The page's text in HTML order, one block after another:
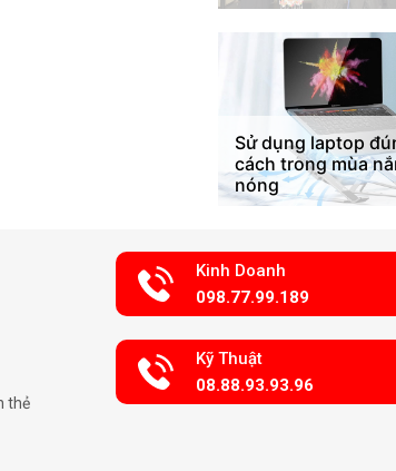
Sử dụng laptop
cách trong mùa
nóng
thẻ
Kinh Doanh
098.77.99.189
Kỹ Thuật
08.88.93.93.96